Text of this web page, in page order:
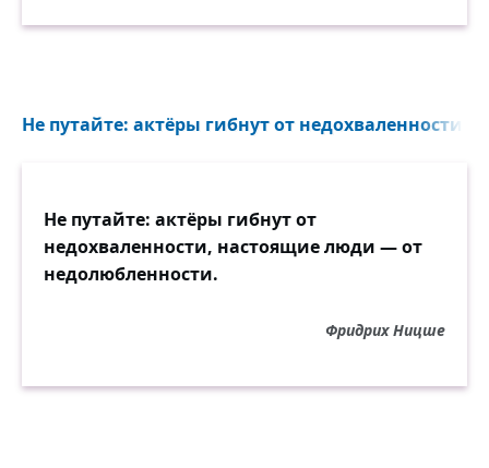
Не путайте: актёры гибнут от недохваленности...
Не путайте: актёры гибнут от
недохваленности, настоящие люди — от
недолюбленности.
Фридрих Ницше